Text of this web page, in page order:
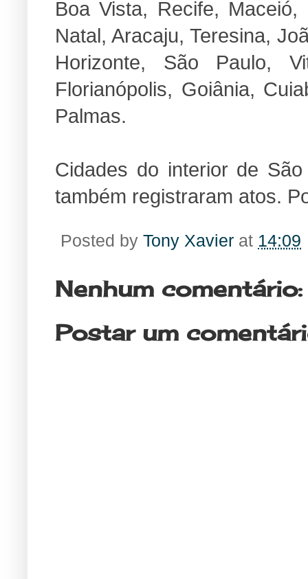
Boa Vista, Recife,
Natal, Aracaju, Teresina,
Horizonte, São Paulo,
Florianópolis, Goiânia,
Palmas.
Cidades do interior de
também registraram atos.
Posted by Tony Xavier at 14:09
Nenhum comentário:
Postar um